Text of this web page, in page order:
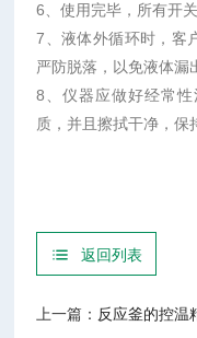
6 、使用完毕，所有开
7 、液体外循环时，
严防脱落，以免液体漏
8 、仪器应做好经常
质，并且擦拭干净，保
返回列表
上一篇： 反应釜的控温